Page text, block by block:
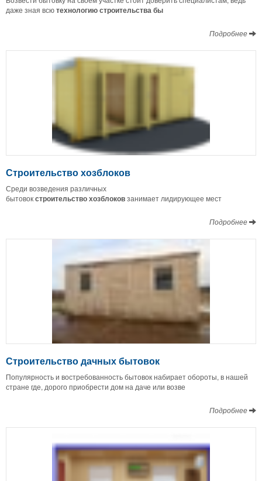
даже зная всютехнологию строительства бы
Подробнее
Строительство хозблоков
Среди возведения различных
бытовокстроительствохозблоковзанимает лидирующее мест
Подробнее
Строительство дачных бытовок
Популярность и востребованность бытовок набирает обороты, в нашей
стране где, дорого приобрести дом на даче или возве
Подробнее